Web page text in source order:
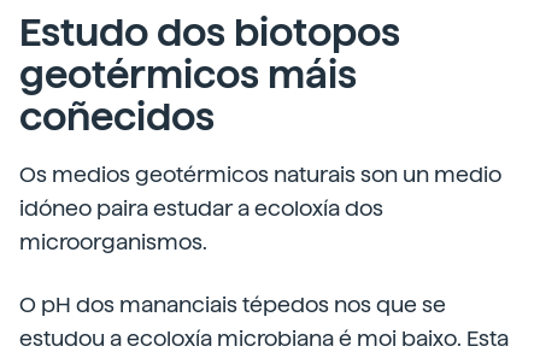
Estudo dos biotopos
geotérmicos máis
coñecidos
Os medios geotérmicos naturais son un medio
idóneo paira estudar a ecoloxía dos
microorganismos.
O pH dos mananciais tépedos nos que se
estudou a ecoloxía microbiana é moi baixo. Esta